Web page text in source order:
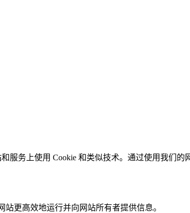
务上使用 Cookie 和类似技术。通过使用我们的
更高效地运行并向网站所有者提供信息。